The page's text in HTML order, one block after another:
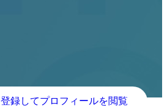
登録してプロフィールを閲覧